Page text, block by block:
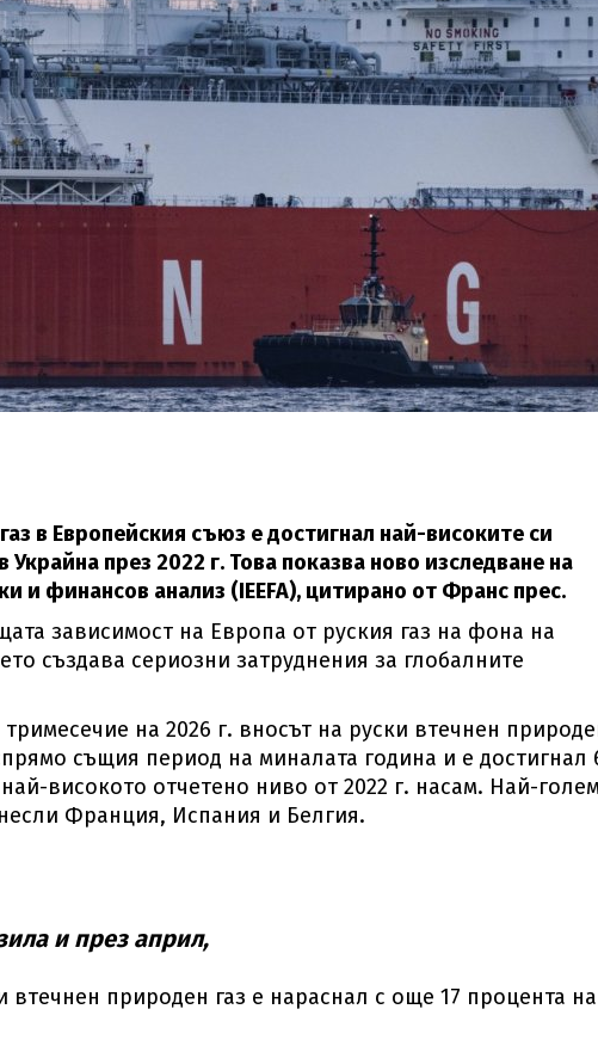
в Европейския съюз е достигнал най-високите си
през 2022 г. Това показва ново изследване на
и финансов анализ (IEEFA), цитирано от Франс прес.
зависимост на Европа от руския газ на фона на
създава сериозни затруднения за глобалните
на 2026 г. вносът на руски втечнен
същия период на миналата година и е достигнал
високото отчетено ниво от 2022 г. насам. Най-
Франция, Испания и Белгия.
и през април,
втечнен природен газ е нараснал с още 17 процента на